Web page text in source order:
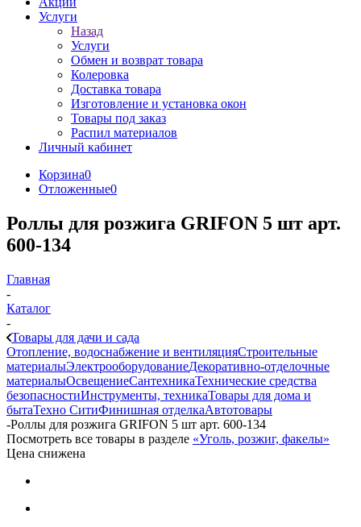
Услуги
Назад
Услуги
Обмен и возврат товара
Колеровка
Доставка товара
Изготовление и установка окон
Товары под заказ
Распил материалов
Личный кабинет
Корзина0
Отложенные0
Роллы для розжига GRIFON 5 шт арт.
600-134
Главная
-
Каталог
-
Товары для дачи и сада
Отопление, водоснабжение и вентиляцияСтроительные
материалыЭлектрооборудованиеДекоративно-отделочные
материалыОсвещениеСантехникаТехнические средства
безопасностиИнструменты, техникаТовары для дома и
бытаТехно СитиФинишная отделкаАвтотовары
-Роллы для розжига GRIFON 5 шт арт. 600-134
Посмотреть все товары в разделе «Уголь, розжиг, факелы»
Цена снижена